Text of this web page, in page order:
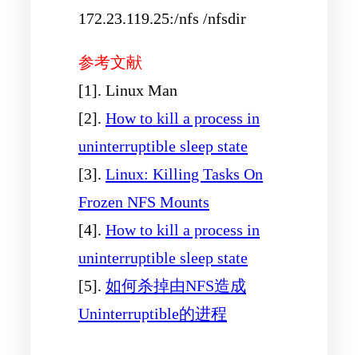
172.23.119.25:/nfs /nfsdir
参考文献
[1]. Linux Man
[2]. How to kill a process in
uninterruptible sleep state
[3]. Linux: Killing Tasks On
Frozen NFS Mounts
[4]. How to kill a process in
uninterruptible sleep state
[5]. 如何杀掉由NFS造成
Uninterruptible的进程